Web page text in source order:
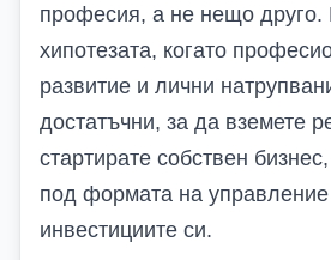
професия, а не нещо друго.
хипотезата, когато
развитие и лични
достатъчни, за да вземете
стартирате собствен
под формата на
инвестициите си.